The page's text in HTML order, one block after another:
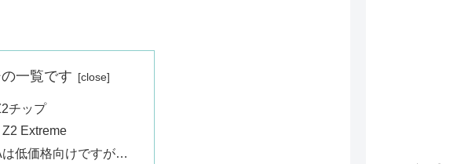
一覧です
チップ
Extreme
低価格向けですが…